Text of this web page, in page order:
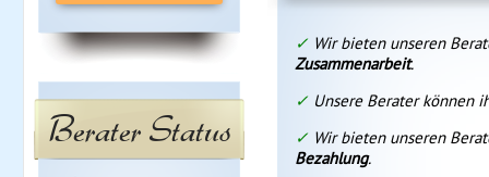
Berater Status
✓ Wir bieten unseren
Zusammenarbeit.
✓ Unsere Berater können
✓ Wir bieten unseren
Bezahlung.